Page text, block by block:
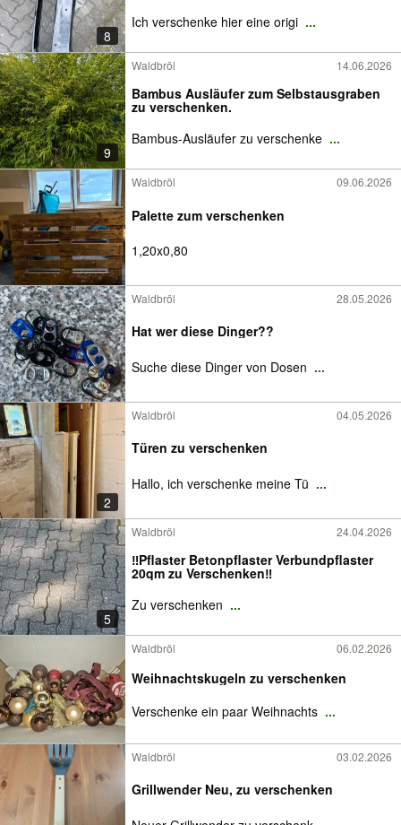
8
Ich verschenke hier eine origi ...
9
Waldbröl 14.06.2026
Bambus Ausläufer zum Selbstausgraben
zu verschenken.
Bambus-Ausläufer zu verschenke ...
Waldbröl 09.06.2026
Palette zum verschenken
1,20x0,80
Waldbröl 28.05.2026
Hat wer diese Dinger??
Suche diese Dinger von Dosen ...
2
Waldbröl 04.05.2026
Türen zu verschenken
Hallo, ich verschenke meine Tü ...
5
Waldbröl 24.04.2026
‼️Pflaster Betonpflaster Verbundpflaster
20qm zu Verschenken‼️
Zu verschenken ...
Waldbröl 06.02.2026
Weihnachtskugeln zu verschenken
Verschenke ein paar Weihnachts ...
Waldbröl 03.02.2026
Grillwender Neu, zu verschenken